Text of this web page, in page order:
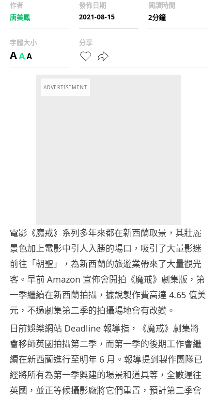
作者
唐美鳳
發佈日期
2021-08-15
閱讀時間
2分鐘
字體大小
AAA
分享
ADVERTISEMENT
電影《魔戒》系列多年來都在新西蘭取景，其壯麗
景色加上電影中引人入勝的場口，吸引了大量影迷
前往「朝聖」，為新西蘭的旅遊業帶來了大量觀光
客。早前 Amazon 宣佈會開拍《魔戒》劇集版，第
一季繼續在新西蘭拍攝，據說製作費高達 4.65 億美
元，不過劇集第二季的拍攝場地會有改變。
日前娛樂網站 Deadline 報導指，《魔戒》劇集將
會移師英國拍攝第二季，而第一季的後期工作會繼
續在新西蘭進行至明年 6 月。報導提到製作團隊已
經將所有為第一季興建的場景和道具等，全數運往
英國，並正等候攝影廠將它們重置，預計第二季會